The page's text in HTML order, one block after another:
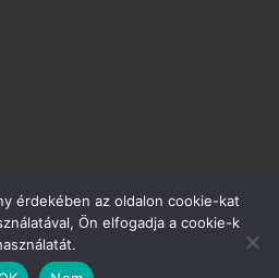
virágok, évelők, örökzöldek,
szobanövények termesztése,
érdekében az oldalon cookie-kat
Ön elfogadja a cookie-k